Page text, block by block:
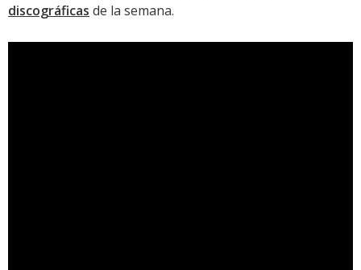
discográficas de la semana.